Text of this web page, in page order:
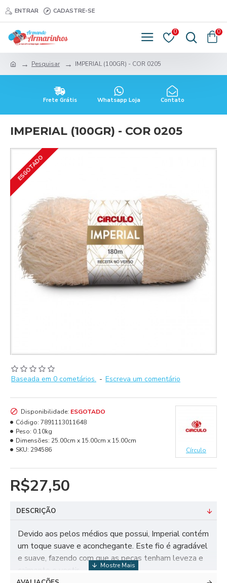
ENTRAR CADASTRE-SE
0 0
Pesquisar IMPERIAL (100GR) - COR 0205
Frete Grátis Whatsapp Loja Contato
IMPERIAL (100GR) - COR 0205
ESGOTADO
Baseada em 0 cometários. - Escreva um comentário
R$27,50
Disponibilidade: ESGOTADO
Código: 7891113011648
Peso: 0.10kg
Dimensões: 25.00cm x 15.00cm x 15.00cm
SKU: 294586 Círculo
DESCRIÇÃO
Devido aos pelos médios que possui, Imperial contém
um toque suave e aconchegante. Este fio é agradável
e suave, fazendo com que as peças tenham leveza e
caimento o vestir.